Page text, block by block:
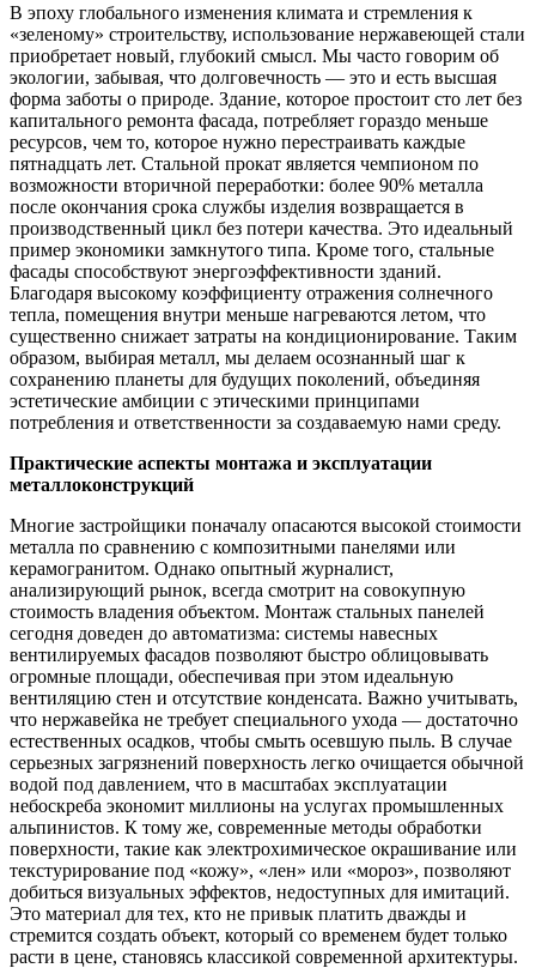
В эпоху глобального изменения климата и стремления к
«зеленому» строительству, использование нержавеющей стали
приобретает новый, глубокий смысл. Мы часто говорим об
экологии, забывая, что долговечность — это и есть высшая
форма заботы о природе. Здание, которое простоит сто лет без
капитального ремонта фасада, потребляет гораздо меньше
ресурсов, чем то, которое нужно перестраивать каждые
пятнадцать лет. Стальной прокат является чемпионом по
возможности вторичной переработки: более 90% металла
после окончания срока службы изделия возвращается в
производственный цикл без потери качества. Это идеальный
пример экономики замкнутого типа. Кроме того, стальные
фасады способствуют энергоэффективности зданий.
Благодаря высокому коэффициенту отражения солнечного
тепла, помещения внутри меньше нагреваются летом, что
существенно снижает затраты на кондиционирование. Таким
образом, выбирая металл, мы делаем осознанный шаг к
сохранению планеты для будущих поколений, объединяя
эстетические амбиции с этическими принципами
потребления и ответственности за создаваемую нами среду.
Практические аспекты монтажа и эксплуатации
металлоконструкций
Многие застройщики поначалу опасаются высокой стоимости
металла по сравнению с композитными панелями или
керамогранитом. Однако опытный журналист,
анализирующий рынок, всегда смотрит на совокупную
стоимость владения объектом. Монтаж стальных панелей
сегодня доведен до автоматизма: системы навесных
вентилируемых фасадов позволяют быстро облицовывать
огромные площади, обеспечивая при этом идеальную
вентиляцию стен и отсутствие конденсата. Важно учитывать,
что нержавейка не требует специального ухода — достаточно
естественных осадков, чтобы смыть осевшую пыль. В случае
серьезных загрязнений поверхность легко очищается обычной
водой под давлением, что в масштабах эксплуатации
небоскреба экономит миллионы на услугах промышленных
альпинистов. К тому же, современные методы обработки
поверхности, такие как электрохимическое окрашивание или
текстурирование под «кожу», «лен» или «мороз», позволяют
добиться визуальных эффектов, недоступных для имитаций.
Это материал для тех, кто не привык платить дважды и
стремится создать объект, который со временем будет только
расти в цене, становясь классикой современной архитектуры.